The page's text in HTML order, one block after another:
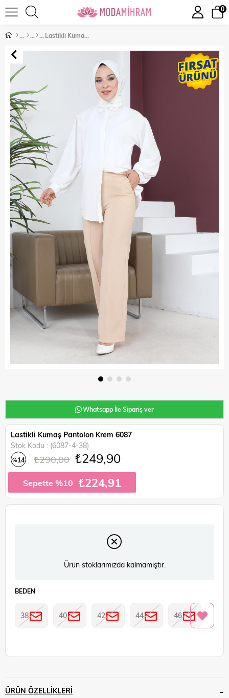
0
Lastikli Kumaş Pantolon Krem 6087
Whatsapp İle Sipariş ver
Lastikli Kumaş Pantolon Krem 6087
Stok Kodu
(6087-4-38)
%14 ₺290,00 ₺249,90
Sepette %10 ₺224,91
Ürün stoklarımızda kalmamıştır.
BEDEN
38 40 42 44 46
ÜRÜN ÖZELLIKLERI